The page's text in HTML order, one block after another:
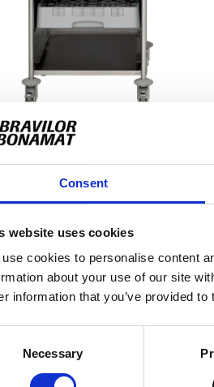
Consent
website uses cookies
use cookies to personalise content
about your use of our site
information that you’ve provided
Necessary
en documenten Accessoires